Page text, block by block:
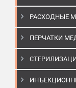
РАСХОДНЫЕ
ПЕРЧАТКИ